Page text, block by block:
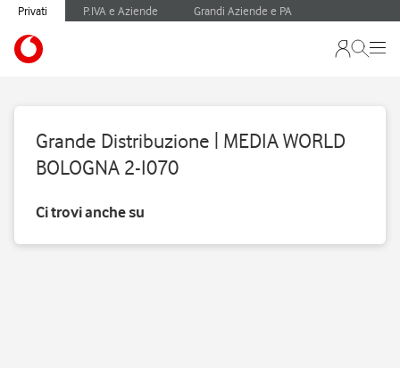
Privati P.IVA e Aziende Grandi Aziende e PA
Grande Distribuzione | MEDIA WORLD
BOLOGNA 2-I070
Ci trovi anche su